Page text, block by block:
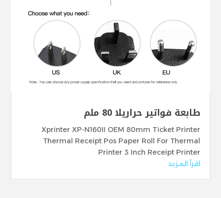
طابعة فواتير حراريلا 80 ملم
Xprinter XP-N160II OEM 80mm Ticket Printer
Thermal Receipt Pos Paper Roll For Thermal
Printer 3 Inch Receipt Printer
اقرأ المزيد